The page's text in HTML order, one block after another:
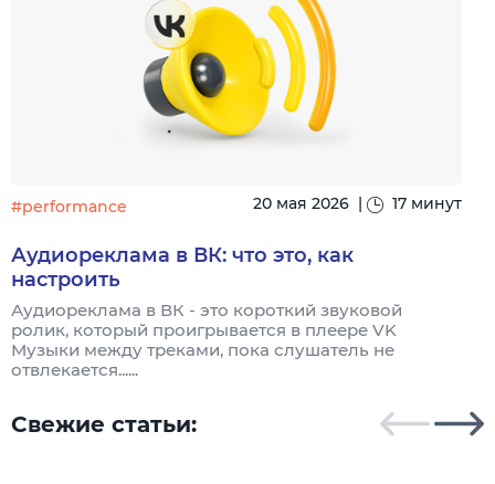
#performance 20 мая 2026 | 17 минут
Аудиореклама в ВК: что это, как
настроить
Аудиореклама в ВК - это короткий звуковой
ролик, который проигрывается в плеере VK
Музыки между треками, пока слушатель не
отвлекается......
Свежие статьи: